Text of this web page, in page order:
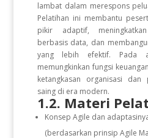
lambat dalam merespons
Pelatihan ini membantu
pikir adaptif,
berbasis data, dan
yang lebih efektif. Pada
memungkinkan fungsi
ketangkasan organisasi
saing di era modern.
1.2. Materi
Konsep Agile dan
(berdasarkan prinsip Agile